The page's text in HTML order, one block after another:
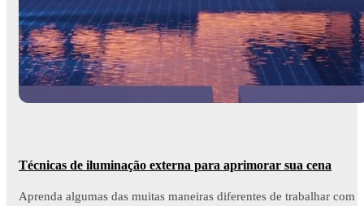
Técnicas de iluminação externa para aprimorar sua cena
Aprenda algumas das muitas maneiras diferentes de trabalhar com